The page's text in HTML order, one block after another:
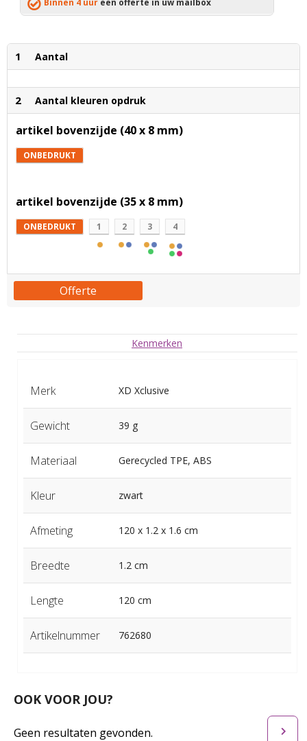
Binnen 4 uur een offerte in uw mailbox
1 Aantal
2 Aantal kleuren opdruk
artikel bovenzijde (40 x 8 mm)
ONBEDRUKT
artikel bovenzijde (35 x 8 mm)
ONBEDRUKT 1 2 3 4
Offerte
Kenmerken
Merk XD Xclusive
Gewicht 39 g
Materiaal Gerecycled TPE, ABS
Kleur zwart
Afmeting 120 x 1.2 x 1.6 cm
Breedte 1.2 cm
Lengte 120 cm
Artikelnummer 762680
OOK VOOR JOU?
Geen resultaten gevonden.